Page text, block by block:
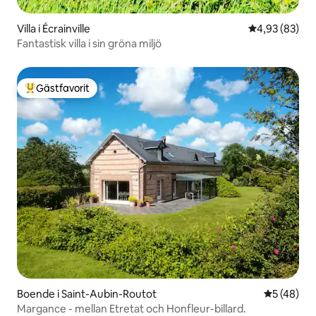
Villa i Écrainville 4,93 av 5 i
4,93 (83)
Fantastisk villa i sin gröna miljö
Populär gästfavorit
Gästfavorit
Boende i Saint-Aubin-Routot 5 av 5 i
5 (48)
Margance - mellan Etretat och Honfleur-billard.